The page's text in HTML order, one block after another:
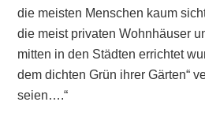
die meisten Menschen kaum
die meist privaten Wohnhäuser
mitten in den Städten errichtet
dem dichten Grün ihrer Gärten“
seien….“